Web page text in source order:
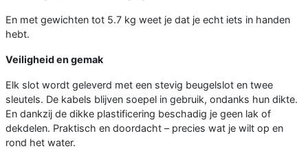
En met gewichten tot 5.7 kg weet je dat je echt iets in handen
hebt.
Veiligheid en gemak
Elk slot wordt geleverd met een stevig beugelslot en twee
sleutels. De kabels blijven soepel in gebruik, ondanks hun dikte.
En dankzij de dikke plastificering beschadig je geen lak of
dekdelen. Praktisch en doordacht – precies wat je wilt op en
rond het water.